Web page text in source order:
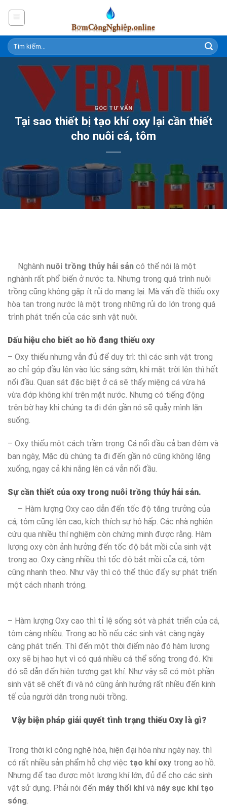
GÓC TƯ VẤN
Tại sao thiết bị tạo khí oxy lại cần thiết
cho nuôi cá, tôm
Nghành nuôi trồng thủy hải sản có thể nói là một
nghành rất phổ biến ở nước ta. Nhưng trong quá trình nuôi
trồng cũng không gặp ít rủi do mang lại. Mà vấn đề thiếu oxy
hòa tan trong nước là một trong những rủi do lớn trong quá
trình phát triển của các sinh vật nuôi.
Dấu hiệu cho biết ao hồ đang thiếu oxy
– Oxy thiếu nhưng vẫn đủ để duy trì: thì các sinh vật trong
ao chỉ góp đầu lên vào lúc sáng sớm, khi mặt trời lên thì hết
nổi đầu. Quan sát đặc biệt ở cá sẽ thấy miệng cá vừa há
vừa đớp không khí trên mặt nước. Nhưng có tiếng động
trên bờ hay khi chúng ta đi đén gần nó sẽ quẫy mình lặn
suống.
– Oxy thiếu một cách trầm trọng: Cá nổi đầu cả ban đêm và
ban ngày, Mặc dù chúng ta đi đến gần nó cũng không lặng
xuống, ngay cả khi nắng lên cá vẫn nổi đầu.
Sự cần thiết của oxy trong nuôi trồng thủy hải sản.
– Hàm lượng Oxy cao dẫn đến tốc độ tăng trưởng của
cá, tôm cũng lên cao, kích thích sự hô hấp. Các nhà nghiên
cứu qua nhiều thí nghiệm còn chứng minh được rằng. Hàm
lượng oxy còn ảnh hưởng đến tốc độ bắt mồi của sinh vật
trong ao. Oxy càng nhiều thì tốc độ bắt mồi của cá, tôm
cũng nhanh theo. Như vậy thì có thể thúc đẩy sự phát triển
một cách nhanh tróng.
– Hàm lượng Oxy cao thì tỉ lệ sống sót và phát triển của cá,
tôm càng nhiều. Trong ao hồ nếu các sinh vật càng ngày
càng phát triển. Thì đến một thời điểm nào đó hàm lượng
oxy sẽ bị hao hụt vì có quá nhiều cá thể sống trong đó. Khi
đó sẽ dẫn đến hiện tượng gạt khí. Như vậy sẽ có một phần
sinh vật sẽ chết đi và nó cũng ảnh hưởng rất nhiều đến kinh
tế của người dân trong nuôi trồng.
Vậy biện pháp giải quyết tình trạng thiếu Oxy là gì?
Trong thời kì công nghệ hóa, hiện đại hóa như ngày nay. thì
có rất nhiều sản phẩm hỗ chợ việc tạo khí oxy trong ao hồ.
Nhưng để tạo được một lượng khí lớn, đủ để cho các sinh
vật sử dụng. Phải nói đến máy thổi khívà náy sục khí tạo
sóng